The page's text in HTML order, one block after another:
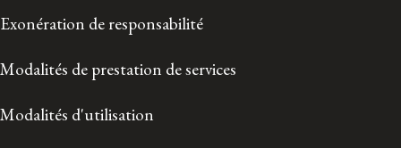
Exonération de responsabilité
Modalités de prestation de services
Modalités d'utilisation